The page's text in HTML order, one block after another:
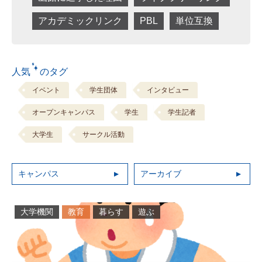
アカデミックリンク PBL 単位互換
人気 のタグ
イベント 学生団体 インタビュー
オープンキャンパス 学生 学生記者
大学生 サークル活動
キャンパス アーカイブ
大学機関 教育 暮らす 遊ぶ